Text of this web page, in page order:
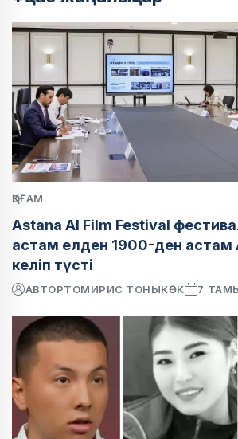
ҚОҒАМ
Astana AI Film Festival
астам елден 1900-ден астам
келіп түсті
АВТОРТОМИРИС ТОНЫКӨК 7